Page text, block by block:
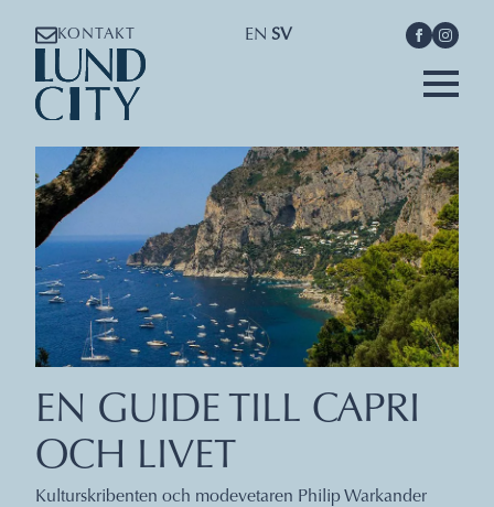
KONTAKT EN SV
EN GUIDE TILL CAPRI
OCH LIVET
Kulturskribenten och modevetaren Philip Warkander